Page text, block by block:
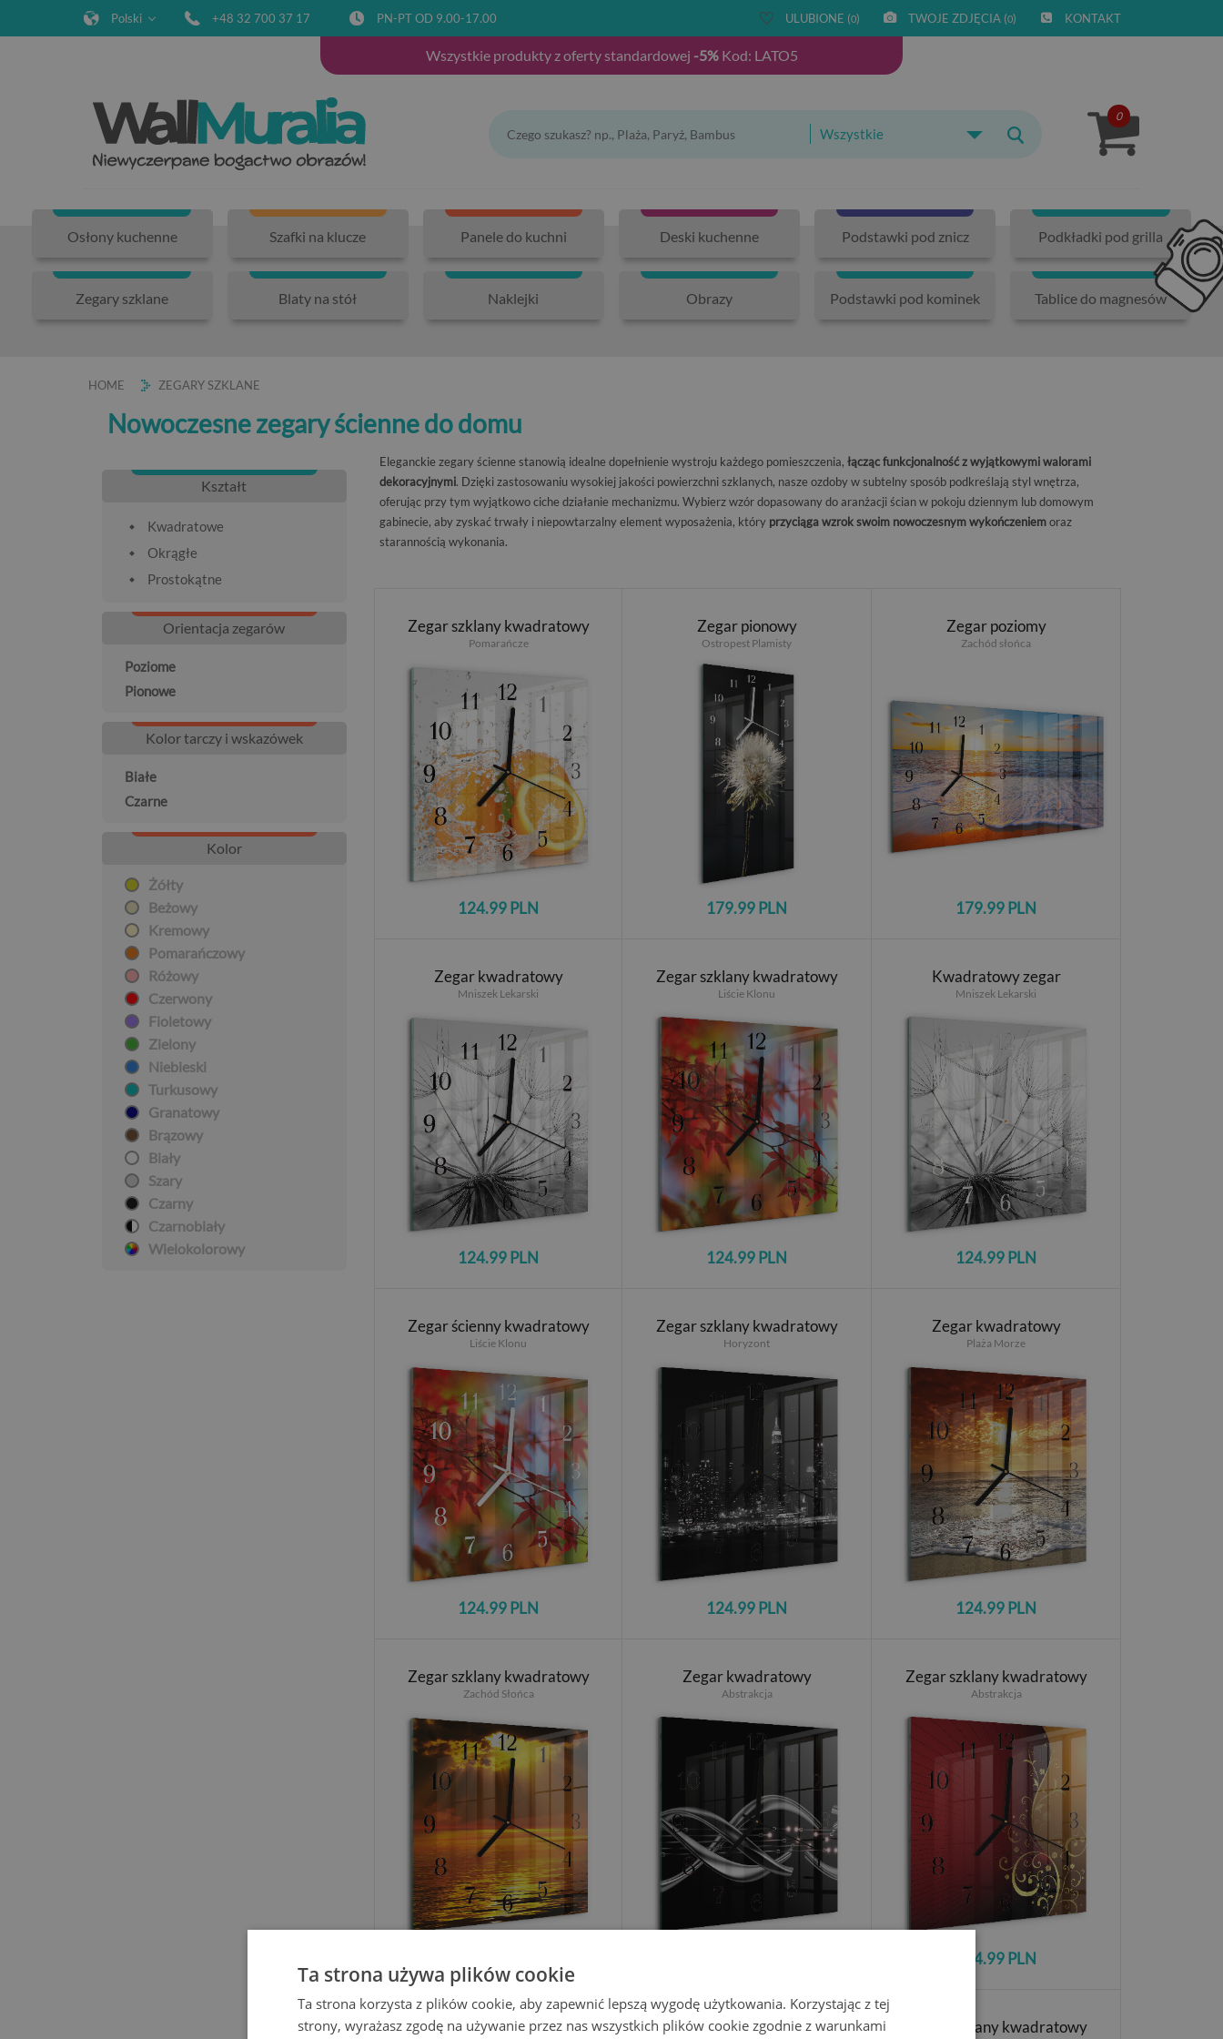
Polski +48 32 700 37 17 PN-PT OD 9.00-17.00 ULUBIONE (0) TWOJE ZDJĘCIA (0) KONTAKT
Wszystkie produkty z oferty standardowej -5%Kod: LATO5
Wszystkie
0
Osłony kuchenne Szafki na klucze Panele do kuchni Deski kuchenne Podstawki pod znicz Podkładki pod grilla
Zegary szklane Blaty na stół Naklejki Obrazy Podstawki pod kominek Tablice do magnesów
HOME ZEGARY SZKLANE
Nowoczesne zegary ścienne do domu
Kształt
Kwadratowe
Okrągłe
Prostokątne
Orientacja zegarów
Poziome
Pionowe
Kolor tarczy i wskazówek
Białe
Czarne
Kolor
Żółty
Beżowy
Kremowy
Pomarańczowy
Różowy
Czerwony
Fioletowy
Zielony
Niebieski
Turkusowy
Granatowy
Brązowy
Biały
Szary
Czarny
Czarnobiały
Wielokolorowy
Eleganckie zegary ścienne stanowią idealne dopełnienie wystroju każdego pomieszczenia, łącząc funkcjonalność z wyjątkowymi walorami
dekoracyjnymi. Dzięki zastosowaniu wysokiej jakości powierzchni szklanych, nasze ozdoby w subtelny sposób podkreślają styl wnętrza,
oferując przy tym wyjątkowo ciche działanie mechanizmu. Wybierz wzór dopasowany do aranżacji ścian w pokoju dziennym lub domowym
gabinecie, aby zyskać trwały i niepowtarzalny element wyposażenia, który przyciąga wzrok swoim nowoczesnym wykończeniemoraz
starannością wykonania.
Zegar szklany kwadratowy
Pomarańcze
124.99 PLN
Zegar pionowy
Ostropest Plamisty
179.99 PLN
Zegar poziomy
Zachód słońca
179.99 PLN
Zegar kwadratowy
Mniszek Lekarski
124.99 PLN
Zegar szklany kwadratowy
Liście Klonu
124.99 PLN
Kwadratowy zegar
Mniszek Lekarski
124.99 PLN
Zegar ścienny kwadratowy
Liście Klonu
124.99 PLN
Zegar szklany kwadratowy
Horyzont
124.99 PLN
Zegar kwadratowy
Plaża Morze
124.99 PLN
Zegar szklany kwadratowy
Zachód Słońca
Zegar kwadratowy
Abstrakcja
Zegar szklany kwadratowy
Abstrakcja
124.99 PLN
Zegar szklany kwadratowy Zegar kwadratowy Zegar szklany kwadratowy
Ta strona używa plików cookie
Ta strona korzysta z plików cookie, aby zapewnić lepszą wygodę użytkowania. Korzystając z tej
strony, wyrażasz zgodę na używanie przez nas wszystkich plików cookie zgodnie z warunkami